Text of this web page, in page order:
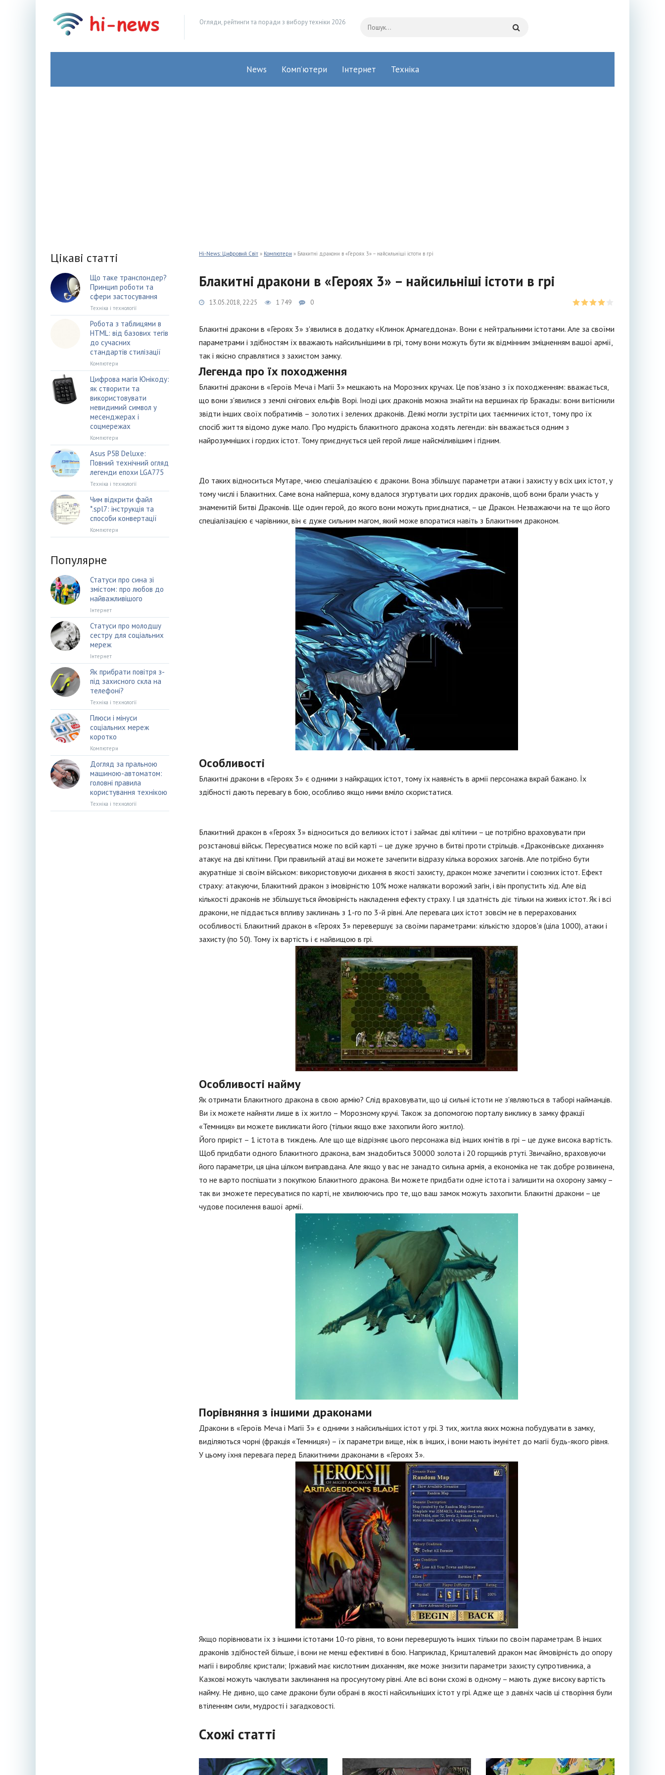
Огляди, рейтинги та поради з вибору техніки 2026
News Комп’ютери Інтернет Техніка
Hi-News: Цифровий Світ » Компютери » Блакитні дракони в «Героях 3» – найсильніші істоти в грі
Блакитні дракони в «Героях 3» – найсильніші істоти в грі
13.05.2018, 22:25 1 749 0
Блакитні дракони в «Героях 3» з'явилися в додатку «Клинок Армагеддона». Вони є нейтральними істотами. Але за своїми
параметрами і здібностям їх вважають найсильнішими в грі, тому вони можуть бути як відмінним зміцненням вашої армії,
так і якісно справлятися з захистом замку.
Легенда про їх походження
Блакитні дракони в «Героїв Меча і Магії 3» мешкають на Морозних кручах. Це пов'язано з їх походженням: вважається,
що вони з'явилися з землі снігових ельфів Ворі. Іноді цих драконів можна знайти на вершинах гір Бракады: вони витіснили
звідти інших своїх побратимів – золотих і зелених драконів. Деякі могли зустріти цих таємничих істот, тому про їх
спосіб життя відомо дуже мало. Про мудрість блакитного дракона ходять легенди: він вважається одним з
найрозумніших і гордих істот. Тому приєднується цей герой лише найсміливішим і гідним.
До таких відноситься Мутаре, чиєю спеціалізацією є дракони. Вона збільшує параметри атаки і захисту у всіх цих істот, у
тому числі і Блакитних. Саме вона найперша, кому вдалося згуртувати цих гордих драконів, щоб вони брали участь у
знаменитій Битві Драконів. Ще один герой, до якого вони можуть приєднатися, – це Дракон. Незважаючи на те що його
спеціалізацією є чарівники, він є дуже сильним магом, який може впоратися навіть з Блакитним драконом.
Особливості
Блакитні дракони в «Героях 3» є одними з найкращих істот, тому їх наявність в армії персонажа вкрай бажано. Їх
здібності дають перевагу в бою, особливо якщо ними вміло скористатися.
Блакитний дракон в «Героях 3» відноситься до великих істот і займає дві клітини – це потрібно враховувати при
розстановці військ. Пересуватися може по всій карті – це дуже зручно в битві проти стрільців. «Драконівське дихання»
атакує на дві клітини. При правильній атаці ви можете зачепити відразу кілька ворожих загонів. Але потрібно бути
акуратніше зі своїм військом: використовуючи дихання в якості захисту, дракон може зачепити і союзних істот. Ефект
страху: атакуючи, Блакитний дракон з імовірністю 10% може налякати ворожий загін, і він пропустить хід. Але від
кількості драконів не збільшується ймовірність накладення ефекту страху. І ця здатність діє тільки на живих істот. Як і всі
дракони, не піддається впливу заклинань з 1-го по 3-й рівні. Але перевага цих істот зовсім не в перерахованих
особливості. Блакитний дракон в «Героях 3» перевершує за своїми параметрами: кількістю здоров'я (ціла 1000), атаки і
захисту (по 50). Тому їх вартість і є найвищою в грі.
Особливості найму
Як отримати Блакитного дракона в свою армію? Слід враховувати, що ці сильні істоти не з'являються в таборі найманців.
Ви їх можете найняти лише в їх житло – Морозному кручі. Також за допомогою порталу виклику в замку фракції
«Темниця» ви можете викликати його (тільки якщо вже захопили його житло).
Його приріст – 1 істота в тиждень. Але що ще відрізняє цього персонажа від інших юнітів в грі – це дуже висока вартість.
Щоб придбати одного Блакитного дракона, вам знадобиться 30000 золота і 20 горщиків ртуті. Звичайно, враховуючи
його параметри, ця ціна цілком виправдана. Але якщо у вас не занадто сильна армія, а економіка не так добре розвинена,
то не варто поспішати з покупкою Блакитного дракона. Ви можете придбати одне істота і залишити на охорону замку –
так ви зможете пересуватися по карті, не хвилюючись про те, що ваш замок можуть захопити. Блакитні дракони – це
чудове посилення вашої армії.
Порівняння з іншими драконами
Дракони в «Героїв Меча і Магії 3» є одними з найсильніших істот у грі. З тих, житла яких можна побудувати в замку,
виділяються чорні (фракція «Темниця») – їх параметри вище, ніж в інших, і вони мають імунітет до магії будь-якого рівня.
У цьому їхня перевага перед Блакитними драконами в «Героях 3».
Якщо порівнювати їх з іншими істотами 10-го рівня, то вони перевершують інших тільки по своїм параметрам. В інших
драконів здібностей більше, і вони не менш ефективні в бою. Наприклад, Кришталевий дракон має ймовірність до опору
магії і виробляє кристали; Іржавий має кислотним диханням, яке може знизити параметри захисту супротивника, а
Казкові можуть чаклувати заклинання на просунутому рівні. Але всі вони схожі в одному – мають дуже високу вартість
найму. Не дивно, що саме дракони були обрані в якості найсильніших істот у грі. Адже ще з давніх часів ці створіння були
втіленням сили, мудрості і загадковості.
Схожі статті
Цікаві статті
Що таке транспондер?
Принцип роботи та
сфери застосування
Техніка і технології
Робота з таблицями в
HTML: від базових тегів
до сучасних
стандартів стилізації
Компютери
Цифрова магія Юнікоду:
як створити та
використовувати
невидимий символ у
месенджерах і
соцмережах
Компютери
Asus P5B Deluxe:
Повний технічний огляд
легенди епохи LGA775
Техніка і технології
Чим відкрити файл
*.spl7: інструкція та
способи конвертації
Компютери
Популярне
Статуси про сина зі
змістом: про любов до
найважливішого
Інтернет
Статуси про молодшу
сестру для соціальних
мереж
Інтернет
Як прибрати повітря з-
під захисного скла на
телефоні?
Техніка і технології
Плюси і мінуси
соціальних мереж
коротко
Компютери
Догляд за пральною
машиною-автоматом:
головні правила
користування технікою
Техніка і технології